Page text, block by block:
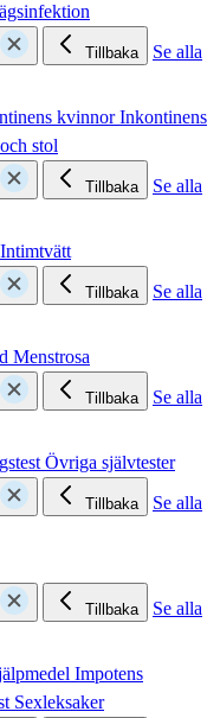
Tillbaka
Se alla
kvinnorInkontinens
stol
Tillbaka
Se alla
Intimtvätt
Tillbaka
Se alla
Menstrosa
Tillbaka
Se alla
Övriga självtester
Tillbaka
Se alla
Tillbaka
Se alla
Impotens
Sexleksaker